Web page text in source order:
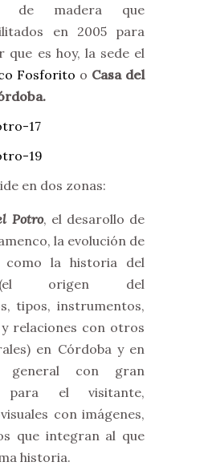
de madera que
en 2005 para
es hoy, la sede el
Fosforito o Casa del
en dos zonas:
Potro, el desarollo de
la evolución de
como la historia del
(el origen del
tipos, instrumentos,
relaciones con otros
en Córdoba y en
general con gran
para el visitante,
con imágenes,
que integran al que
historia.